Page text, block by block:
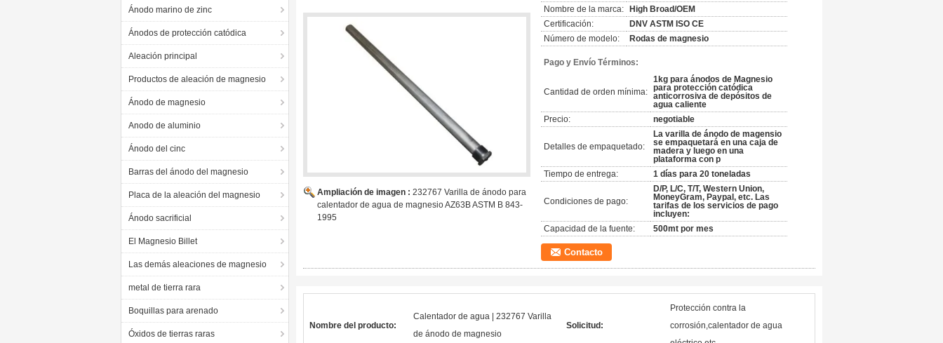
Ánodo marino de zinc
Ánodos de protección catódica
Aleación principal
Productos de aleación de magnesio
Ánodo de magnesio
Anodo de aluminio
Ánodo del cinc
Barras del ánodo del magnesio
Placa de la aleación del magnesio
Ánodo sacrificial
El Magnesio Billet
Las demás aleaciones de magnesio
metal de tierra rara
Boquillas para arenado
Óxidos de tierras raras
Ampliación de imagen : 232767 Varilla de ánodo para
calentador de agua de magnesio AZ63B ASTM B 843-
1995
Nombre de la marca:
High Broad/OEM
Certificación:
DNV ASTM ISO CE
Número de modelo:
Rodas de magnesio
Pago y Envío Términos:
Cantidad de orden mínima:
1kg para ánodos de Magnesio
para protección catódica
anticorrosiva de depósitos de
agua caliente
Precio:
negotiable
Detalles de empaquetado:
La varilla de ánodo de magensio
se empaquetará en una caja de
madera y luego en una
plataforma con p
Tiempo de entrega:
1 días para 20 toneladas
Condiciones de pago:
D/P, L/C, T/T, Western Union,
MoneyGram, Paypal, etc. Las
tarifas de los servicios de pago
incluyen:
Capacidad de la fuente:
500mt por mes
Contacto
Nombre del producto:
Calentador de agua | 232767 Varilla
de ánodo de magnesio
Solicitud:
Protección contra la
corrosión,calentador de agua